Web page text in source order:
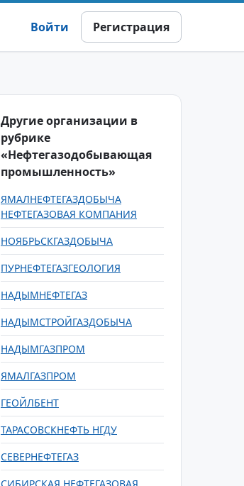
Войти Регистрация
Другие организации в
рубрике
«Нефтегазодобывающая
промышленность»
ЯМАЛНЕФТЕГАЗДОБЫЧА
НЕФТЕГАЗОВАЯ КОМПАНИЯ
НОЯБРЬСКГАЗДОБЫЧА
ПУРНЕФТЕГАЗГЕОЛОГИЯ
НАДЫМНЕФТЕГАЗ
НАДЫМСТРОЙГАЗДОБЫЧА
НАДЫМГАЗПРОМ
ЯМАЛГАЗПРОМ
ГЕОЙЛБЕНТ
ТАРАСОВСКНЕФТЬ НГДУ
СЕВЕРНЕФТЕГАЗ